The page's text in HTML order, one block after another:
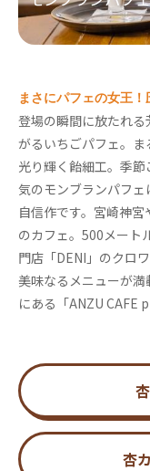
まさにパフェの女王
登場の瞬間に放たれ
がるいちごパフェ。ま
光り輝く飴細工。季
気のモンブランパフ
自信作です。宮崎神
のカフェ。500メート
門店「DENI」のクロ
美味なるメニューが
にある「ANZU CAFE
杏